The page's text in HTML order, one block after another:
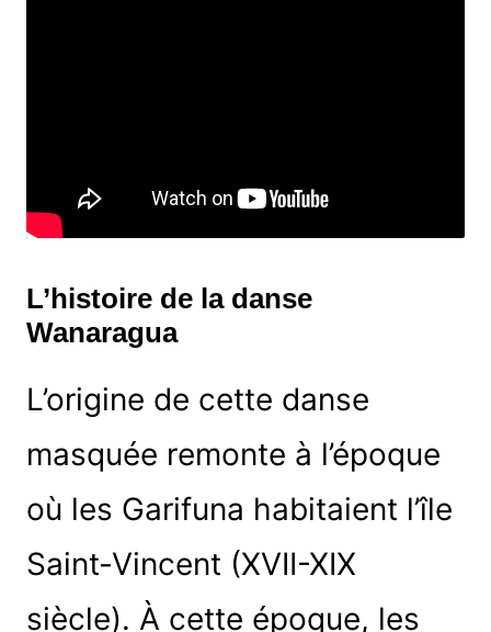
L’histoire de la danse
Wanaragua
L’origine de cette danse
masquée remonte à l’époque
où les Garifuna habitaient l’île
Saint-Vincent (XVII-XIX
siècle). À cette époque, les